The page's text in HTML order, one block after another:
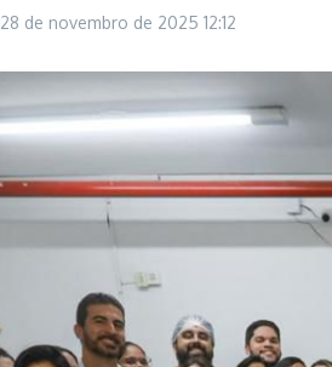
28 de novembro de 2025 12:12